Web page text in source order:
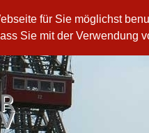
für Sie möglichst
Sie mit der Verwendung